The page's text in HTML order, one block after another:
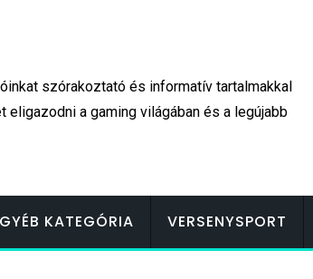
szórakoztató és informatív tartalmakkal
eligazodni a gaming világában és a legújabb
KATEGÓRIA VERSENYSPORT